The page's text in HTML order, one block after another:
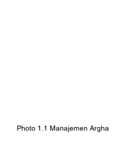
Photo 1.1 Manajemen Argha